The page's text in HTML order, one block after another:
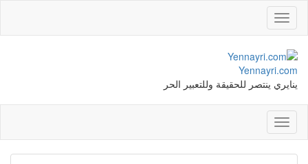
Toggle
navigation
Yennayri.com
ينايري ينتصر للحقيقة وللتعبير الحر
Toggle
navigation